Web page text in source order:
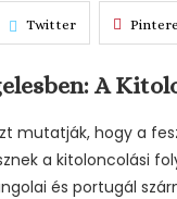
Twitter
A
mutatják, hogy a
a kitoloncolási
és portugál